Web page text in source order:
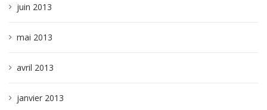
juin 2013
mai 2013
avril 2013
janvier 2013